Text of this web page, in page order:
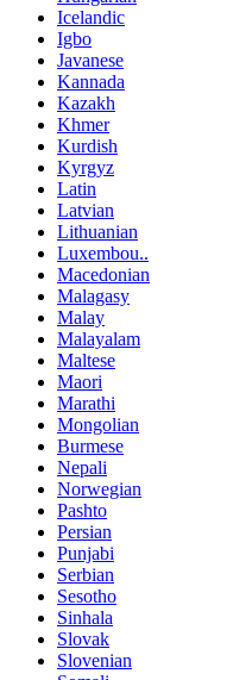
Icelandic
Igbo
Javanese
Kannada
Kazakh
Khmer
Kurdish
Kyrgyz
Latin
Latvian
Lithuanian
Luxembou..
Macedonian
Malagasy
Malay
Malayalam
Maltese
Maori
Marathi
Mongolian
Burmese
Nepali
Norwegian
Pashto
Persian
Punjabi
Serbian
Sesotho
Sinhala
Slovak
Slovenian